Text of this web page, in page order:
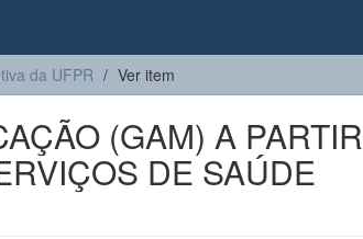
da UFPR Ver item
(GAM) A PARTIR
DE SAÚDE